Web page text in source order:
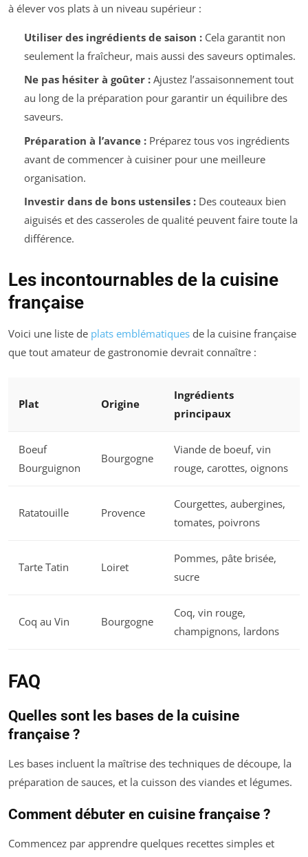
à élever vos plats à un niveau supérieur :
Utiliser des ingrédients de saison :Cela garantit non
seulement la fraîcheur, mais aussi des saveurs optimales.
Ne pas hésiter à goûter :Ajustez l’assaisonnement tout
au long de la préparation pour garantir un équilibre des
saveurs.
Préparation à l’avance :Préparez tous vos ingrédients
avant de commencer à cuisiner pour une meilleure
organisation.
Investir dans de bons ustensiles :Des couteaux bien
aiguisés et des casseroles de qualité peuvent faire toute la
différence.
Les incontournables de la cuisine
française
Voici une liste de plats emblématiques de la cuisine française
que tout amateur de gastronomie devrait connaître :
Plat Origine
Ingrédients
principaux
Boeuf
Bourguignon
Bourgogne
Viande de boeuf, vin
rouge, carottes, oignons
Ratatouille Provence
Courgettes, aubergines,
tomates, poivrons
Tarte Tatin Loiret
Pommes, pâte brisée,
sucre
Coq au Vin Bourgogne
Coq, vin rouge,
champignons, lardons
FAQ
Quelles sont les bases de la cuisine
française ?
Les bases incluent la maîtrise des techniques de découpe, la
préparation de sauces, et la cuisson des viandes et légumes.
Comment débuter en cuisine française ?
Commencez par apprendre quelques recettes simples et